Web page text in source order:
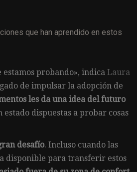
que han aprendido en estos
probando», indica Laura
de impulsar la adopción de
les da una idea del futuro
dispuestas a probar cosas
desafío. Incluso cuando las
disponible para transferir estos